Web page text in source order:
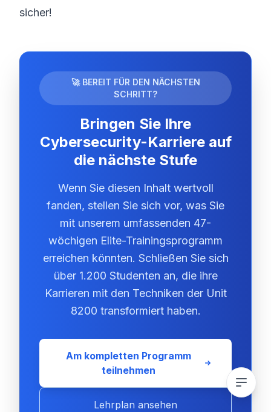
sicher!
🚀 BEREIT FÜR DEN NÄCHSTEN
SCHRITT?
Bringen Sie Ihre
Cybersecurity-Karriere auf
die nächste Stufe
Wenn Sie diesen Inhalt wertvoll
fanden, stellen Sie sich vor, was Sie
mit unserem umfassenden 47-
wöchigen Elite-Trainingsprogramm
erreichen könnten. Schließen Sie sich
über 1.200 Studenten an, die ihre
Karrieren mit den Techniken der Unit
8200 transformiert haben.
Am kompletten Programm
teilnehmen
Lehrplan ansehen